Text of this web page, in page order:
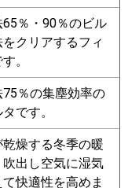
65％・90％のビル
クリアするフィ
。
75％の集塵効率の
です。
乾燥する冬季の暖
吹出し空気に湿気
て快適性を高めま